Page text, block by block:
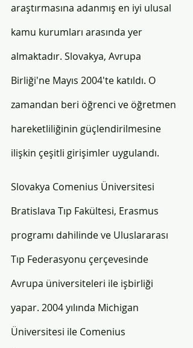
araştırmasına adanmış en iyi ulusal
kamu kurumları arasında yer
almaktadır. Slovakya, Avrupa
Birliği'ne Mayıs 2004'te katıldı. O
zamandan beri öğrenci ve öğretmen
hareketliliğinin güçlendirilmesine
ilişkin çeşitli girişimler uygulandı.
Slovakya Comenius Üniversitesi
Bratislava Tıp Fakültesi, Erasmus
programı dahilinde ve Uluslararası
Tıp Federasyonu çerçevesinde
Avrupa üniversiteleri ile işbirliği
yapar. 2004 yılında Michigan
Üniversitesi ile Comenius